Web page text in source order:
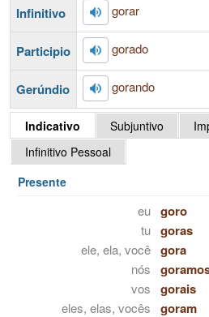
Infinitivo gorar
Participio gorado
Gerúndio gorando
Indicativo Subjuntivo
Infinitivo Pessoal
Presente
eu goro
tu goras
ele, ela, você gora
nós
vos gorais
eles, elas, vocês goram